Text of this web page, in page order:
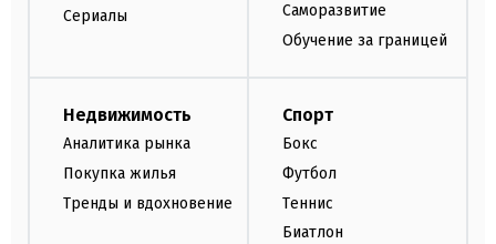
Сериалы
Саморазвитие
Обучение за границей
Недвижимость
Аналитика рынка
Покупка жилья
Тренды и вдохновение
Спорт
Бокс
Футбол
Теннис
Биатлон